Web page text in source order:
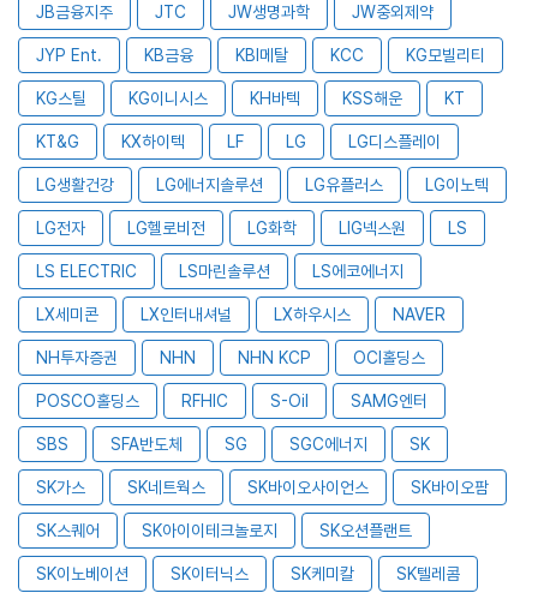
JB금융지주 JTC JW생명과학 JW중외제약
JYP Ent. KB금융 KBI메탈 KCC KG모빌리티
KG스틸 KG이니시스 KH바텍 KSS해운 KT
KT&G KX하이텍 LF LG LG디스플레이
LG생활건강 LG에너지솔루션 LG유플러스 LG이노텍
LG전자 LG헬로비전 LG화학 LIG넥스원 LS
LS ELECTRIC LS마린솔루션 LS에코에너지
LX세미콘 LX인터내셔널 LX하우시스 NAVER
NH투자증권 NHN NHN KCP OCI홀딩스
POSCO홀딩스 RFHIC S-Oil SAMG엔터
SBS SFA반도체 SG SGC에너지 SK
SK가스 SK네트웍스 SK바이오사이언스 SK바이오팜
SK스퀘어 SK아이이테크놀로지 SK오션플랜트
SK이노베이션 SK이터닉스 SK케미칼 SK텔레콤